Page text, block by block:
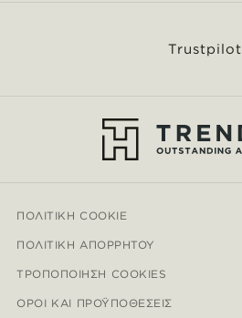
Trustpilot
ΠΟΛΙΤΙΚΉ COOKIE
ΠΟΛΙΤΙΚΉ ΑΠΟΡΡΉΤΟΥ
ΤΡΟΠΟΠΟΊΗΣΗ COOKIES
ΌΡΟΙ ΚΑΙ ΠΡΟΫΠΟΘΈΣΕΙΣ